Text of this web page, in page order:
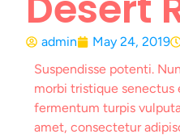
admin May 24, 2019
Suspendisse potenti.
morbi tristique senectus
fermentum turpis
amet, consectetur